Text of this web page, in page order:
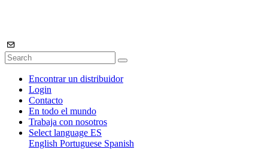
Encontrar un distribuidor
Login
Contacto
En todo el mundo
Trabaja con nosotros
Select language ES
English Portuguese Spanish